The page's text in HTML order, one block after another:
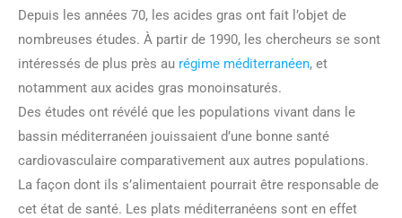
Depuis les années 70, les acides gras ont fait l’objet de
nombreuses études. À partir de 1990, les chercheurs se sont
intéressés de plus près au régime méditerranéen, et
notamment aux acides gras monoinsaturés.
Des études ont révélé que les populations vivant dans le
bassin méditerranéen jouissaient d’une bonne santé
cardiovasculaire comparativement aux autres populations.
La façon dont ils s’alimentaient pourrait être responsable de
cet état de santé. Les plats méditerranéens sont en effet